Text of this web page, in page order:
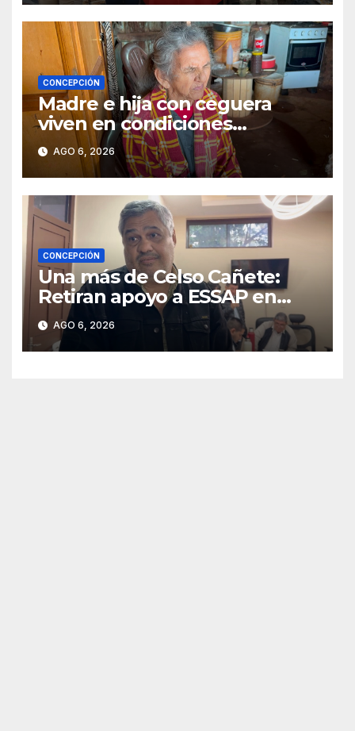
CONCEPCIÓN
Madre e hija con ceguera
viven en condiciones
precarias y vecinos impulsan
campaña solidaria para
ayudarlas
AGO 6, 2026
CONCEPCIÓN
Una más de Celso Cañete:
Retiran apoyo a ESSAP en
Concepción
AGO 6, 2026